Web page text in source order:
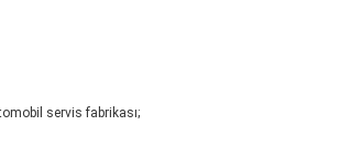
servis fabrikası;